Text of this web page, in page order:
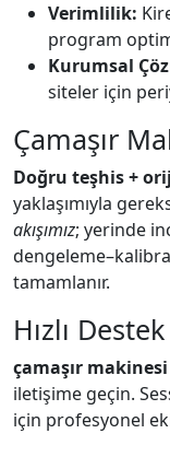
Verimlilik:
program
Kurumsal
siteler için
Çamaşır
Doğru teşhis +
yaklaşımıyla
akışımız; yerinde
tamamlanır.
Hızlı
çamaşır
iletişime geçin.
için profesyonel